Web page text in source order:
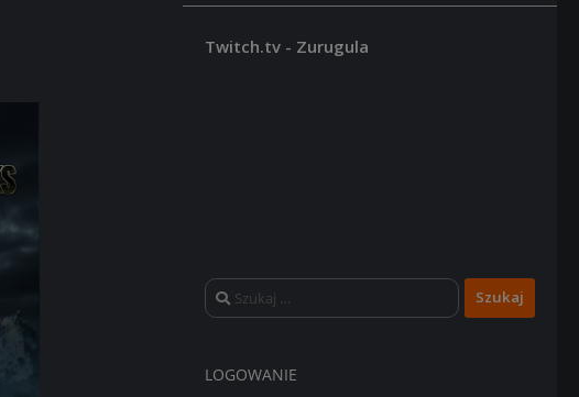
Twitch.tv - Zurugula
Szukaj:
LOGOWANIE